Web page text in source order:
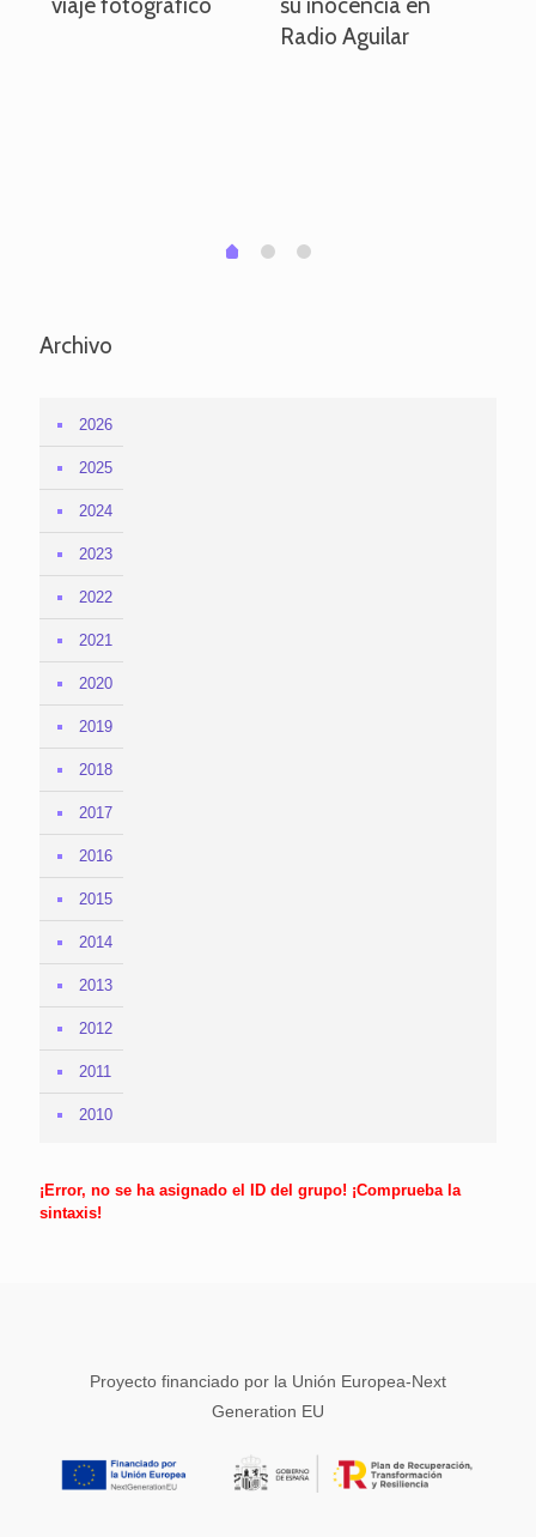
Radio Aguilar
0 1 2
Archivo
2026
2025
2024
2023
2022
2021
2020
2019
2018
2017
2016
2015
2014
2013
2012
2011
2010
¡Error, no se ha asignado el ID del grupo! ¡Comprueba la
sintaxis!
Proyecto financiado por la Unión Europea-Next
Generation EU